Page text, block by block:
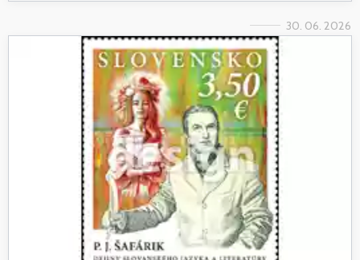
30. 06. 2026